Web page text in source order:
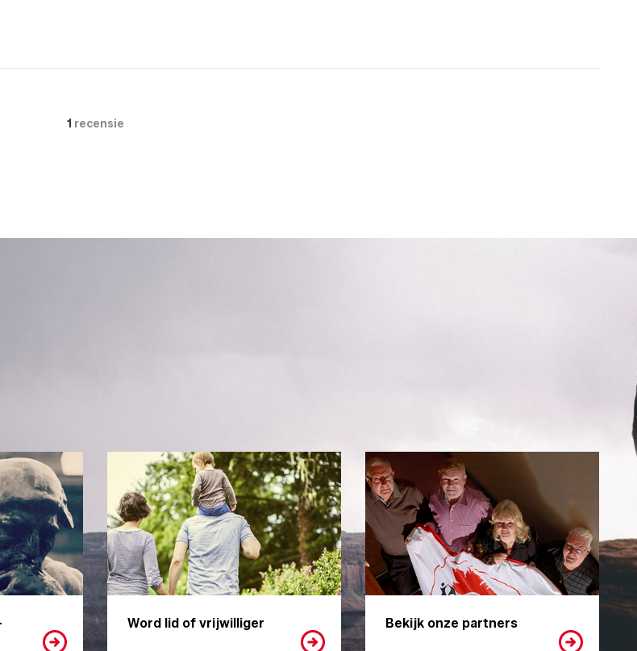
1 recensie
Word lid of vrijwilliger Bekijk onze partners